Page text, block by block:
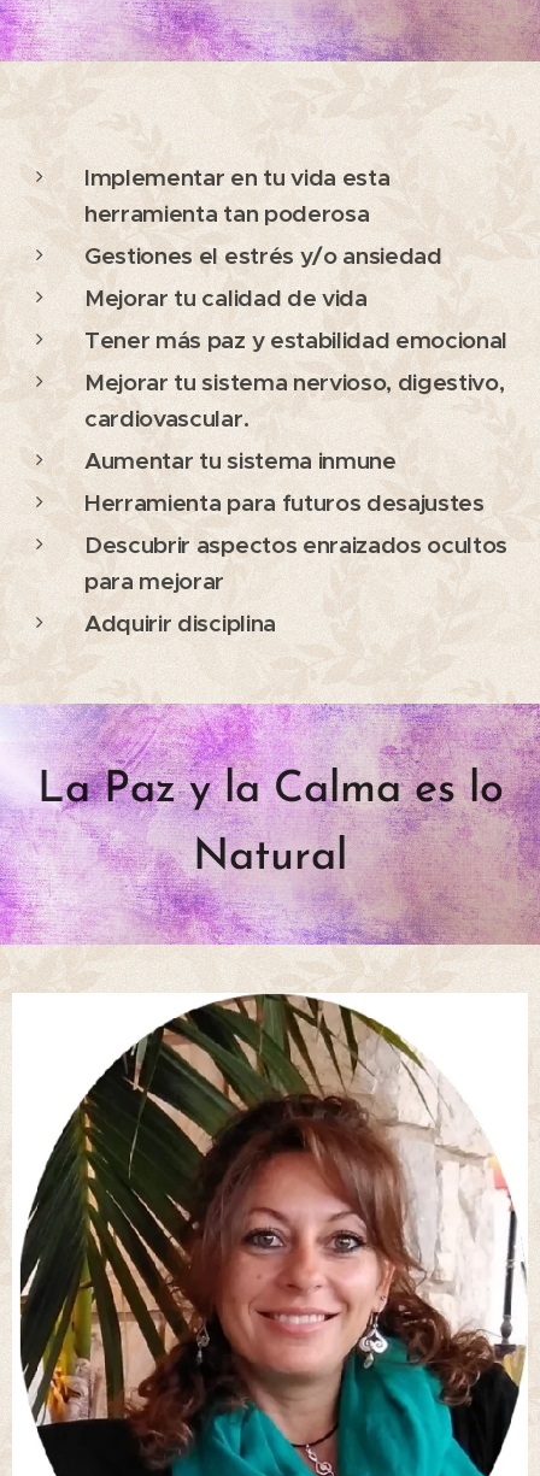
Implementar en tu vida esta
herramienta tan poderosa
Gestiones el estrés y/o ansiedad
Mejorar tu calidad de vida
Tener más paz y estabilidad emocional
Mejorar tu sistema nervioso, digestivo,
cardiovascular.
Aumentar tu sistema inmune
Herramienta para futuros desajustes
Descubrir aspectos enraizados ocultos
para mejorar
Adquirir disciplina
La Paz y la Calma es lo
Natural